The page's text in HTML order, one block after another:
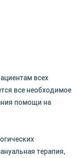
всех
все необходимое
помощи на
терапия,